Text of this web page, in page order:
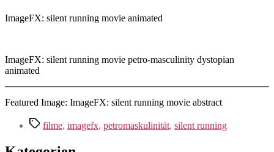
ImageFX: silent running movie animated
ImageFX: silent running movie petro-masculinity dystopian
animated
Featured Image: ImageFX: silent running movie abstract
Schlagwörter
filme, imagefx, petromaskulinität, silent running